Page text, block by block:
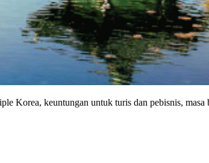
Korea, keuntungan untuk turis dan pebisnis, masa